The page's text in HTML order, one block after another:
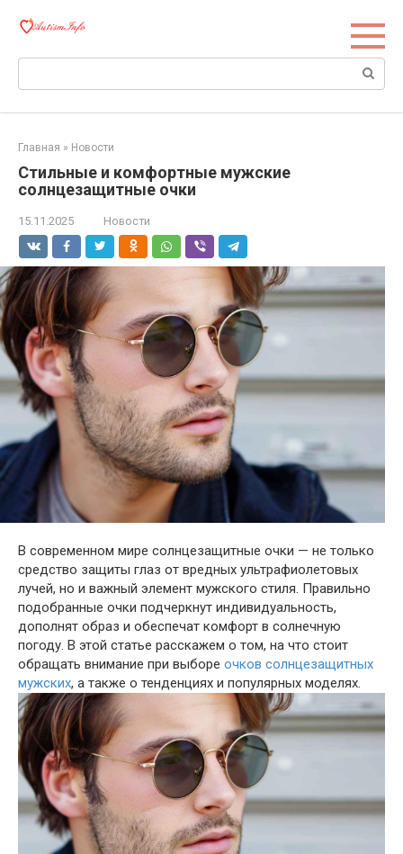
Поиск:
Главная » Новости
Стильные и комфортные мужские
солнцезащитные очки
15.11.2025 Новости
В современном мире солнцезащитные очки — не только
средство защиты глаз от вредных ультрафиолетовых
лучей, но и важный элемент мужского стиля. Правильно
подобранные очки подчеркнут индивидуальность,
дополнят образ и обеспечат комфорт в солнечную
погоду. В этой статье расскажем о том, на что стоит
обращать внимание при выборе очков солнцезащитных
мужских, а также о тенденциях и популярных моделях.